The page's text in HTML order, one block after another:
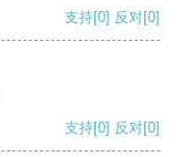
支持[0] 反对[0]
支持[0] 反对[0]